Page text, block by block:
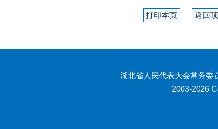
打印本页 返回
湖北省人民代表大会常务委
2003-2026